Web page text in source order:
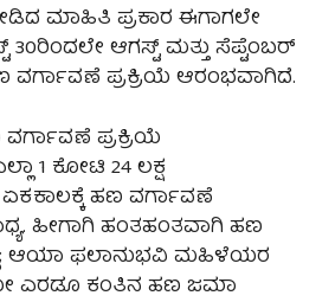
ಮಾಹಿತಿ ಪ್ರಕಾರ ಈಗಾಗಲೇ
ಆಗಸ್ಟ್ ಮತ್ತು ಸೆಪ್ಟೆಂಬರ್
ವರ್ಗಾವಣೆ ಪ್ರಕ್ರಿಯೆ ಆರಂಭವಾಗಿದೆ.
ಪ್ರಕ್ರಿಯೆ
1 ಕೋಟಿ 24 ಲಕ್ಷ
ಹಣ ವರ್ಗಾವಣೆ
ಹೀಗಾಗಿ ಹಂತಹಂತವಾಗಿ ಹಣ
ಆಯಾ ಫಲಾನುಭವಿ ಮಹಿಳೆಯರ
ಎರಡೂ ಕಂತಿನ ಹಣ ಜಮಾ